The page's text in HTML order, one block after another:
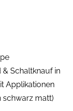
& Schaltknauf in
Applikationen
schwarz matt)